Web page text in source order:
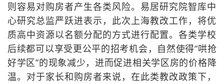
则容易对购房者产生各类风险。易居研究院智库中
心研究总监严跃进表示，此次上海教改工作，将优
质高中资源以名额分配的方式进行配置。各类学校
后续都可以享受更公平的招考机会，自然使得“哄抢
好学区”的现象减少，进而促进相关学区房的价格降
温。对于家长和购房者来说，在此类教改政策下，